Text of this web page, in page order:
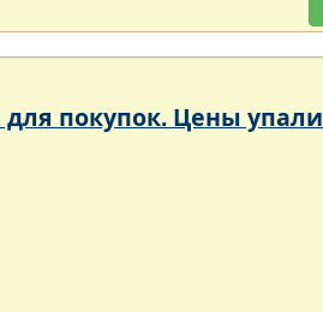
для покупок. Цены упали